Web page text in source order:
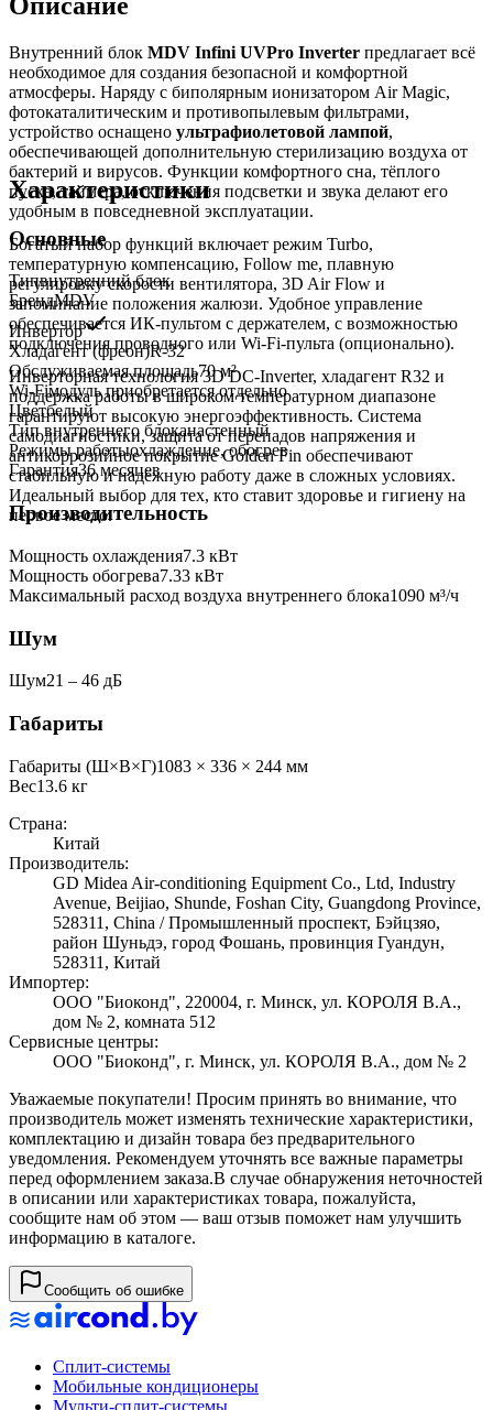
Внутренний блок MDV Infini UVPro Inverter предлагает всё
необходимое для создания безопасной и комфортной
атмосферы. Наряду с биполярным ионизатором Air Magic,
фотокаталитическим и противопылевым фильтрами,
устройство оснащено ультрафиолетовой лампой,
обеспечивающей дополнительную стерилизацию воздуха от
бактерий и вирусов. Функции комфортного сна, тёплого
пуска, таймера, отключения подсветки и звука делают его
удобным в повседневной эксплуатации.
Богатый набор функций включает режим Turbo,
температурную компенсацию, Follow me, плавную
регулировку скорости вентилятора, 3D Air Flow и
запоминание положения жалюзи. Удобное управление
обеспечивается ИК-пультом с держателем, с возможностью
подключения проводного или Wi-Fi-пульта (опционально).
Инверторная технология 3D DC-Inverter, хладагент R32 и
поддержка работы в широком температурном диапазоне
гарантируют высокую энергоэффективность. Система
самодиагностики, защита от перепадов напряжения и
антикоррозийное покрытие Golden Fin обеспечивают
стабильную и надёжную работу даже в сложных условиях.
Идеальный выбор для тех, кто ставит здоровье и гигиену на
первое место.
Характеристики
Основные
Типвнутренний блок
БрендMDV
Инвертор
Хладагент (фреон)R-32
Обслуживаемая площадь70м²
Wi-Fiмодуль приобретается отдельно
Цветбелый
Тип внутреннего блоканастенный
Режимы работыохлаждение, обогрев
Гарантия36 месяцев
Производительность
Мощность охлаждения7.3 кВт
Мощность обогрева7.33 кВт
Максимальный расход воздуха внутреннего блока1090 м³/ч
Шум
Шум21 ‒ 46 дБ
Габариты
Габариты (Ш×В×Г)1083 × 336 × 244 мм
Вес13.6 кг
Страна:
Китай
Производитель:
GD Midea Air-conditioning Equipment Co., Ltd, Industry
Avenue, Beijiao, Shunde, Foshan City, Guangdong Province,
528311, China / Промышленный проспект, Бэйцзяо,
район Шуньдэ, город Фошань, провинция Гуандун,
528311, Китай
Импортер:
ООО "Биоконд", 220004, г. Минск, ул. КОРОЛЯ В.А.,
дом № 2, комната 512
Сервисные центры:
ООО "Биоконд", г. Минск, ул. КОРОЛЯ В.А., дом № 2
Уважаемые покупатели! Просим принять во внимание, что
производитель может изменять технические характеристики,
комплектацию и дизайн товара без предварительного
уведомления. Рекомендуем уточнять все важные параметры
перед оформлением заказа.В случае обнаружения неточностей
в описании или характеристиках товара, пожалуйста,
сообщите нам об этом — ваш отзыв поможет нам улучшить
информацию в каталоге.
Сообщить об ошибке
Сплит-системы
Мобильные кондиционеры
Мульти-сплит-системы